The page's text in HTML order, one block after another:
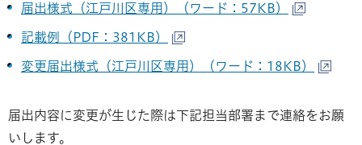
届出様式（江戸川区専用）（ワード：57KB）
記載例（PDF：381KB）
変更届出様式（江戸川区専用）（ワード：18KB）
届出内容に変更が生じた際は下記担当部署まで連絡をお願
いします。